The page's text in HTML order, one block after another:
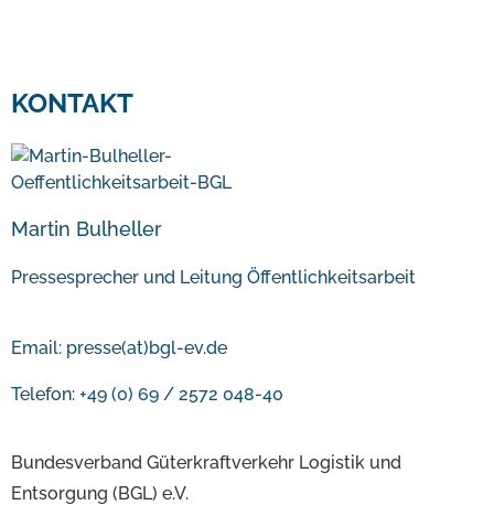
KONTAKT
Martin Bulheller
Pressesprecher und Leitung Öffentlichkeitsarbeit
Email: presse(at)bgl-ev.de
Telefon: +49 (0) 69 / 2572 048-40
Bundesverband Güterkraftverkehr Logistik und
Entsorgung (BGL) e.V.